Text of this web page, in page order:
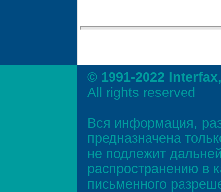
© 1991-2022
All rights reserved
Вся информация,
предназначена
не подлежит
распространению в
письменного